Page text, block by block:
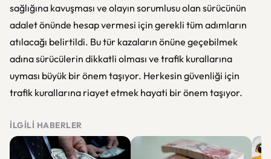
sağlığına kavuşması ve olayın sorumlusu olan sürücünün
adalet önünde hesap vermesi için gerekli tüm adımların
atılacağı belirtildi. Bu tür kazaların önüne geçebilmek
adına sürücülerin dikkatli olması ve trafik kurallarına
uyması büyük bir önem taşıyor. Herkesin güvenliği için
trafik kurallarına riayet etmek hayati bir önem taşıyor.
İLGILI HABERLER